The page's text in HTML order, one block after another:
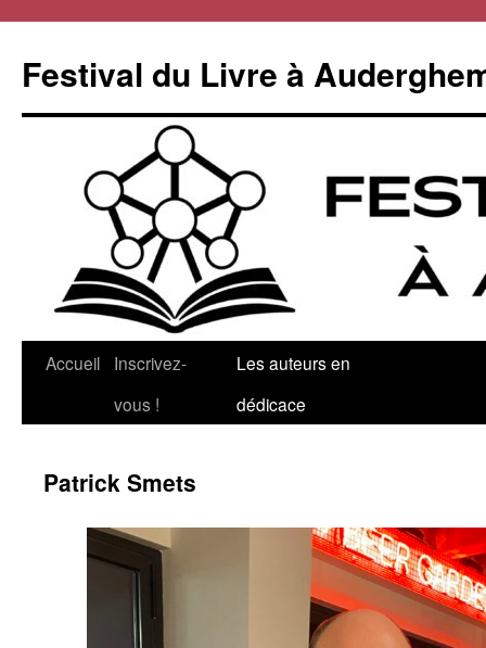
contenu
Festival du Livre à
Accueil
Inscrivez-
vous !
Les auteurs en
dédicace
Patrick Smets